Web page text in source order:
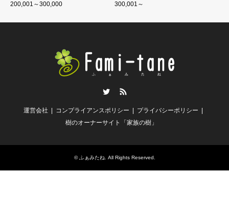
200,001～300,000
300,001～
運営会社 コンプライアンスポリシー
プライバシーポリシー
樹のオーナーサイト「家族の樹」
©ふぁみたね. All Rights Reserved.